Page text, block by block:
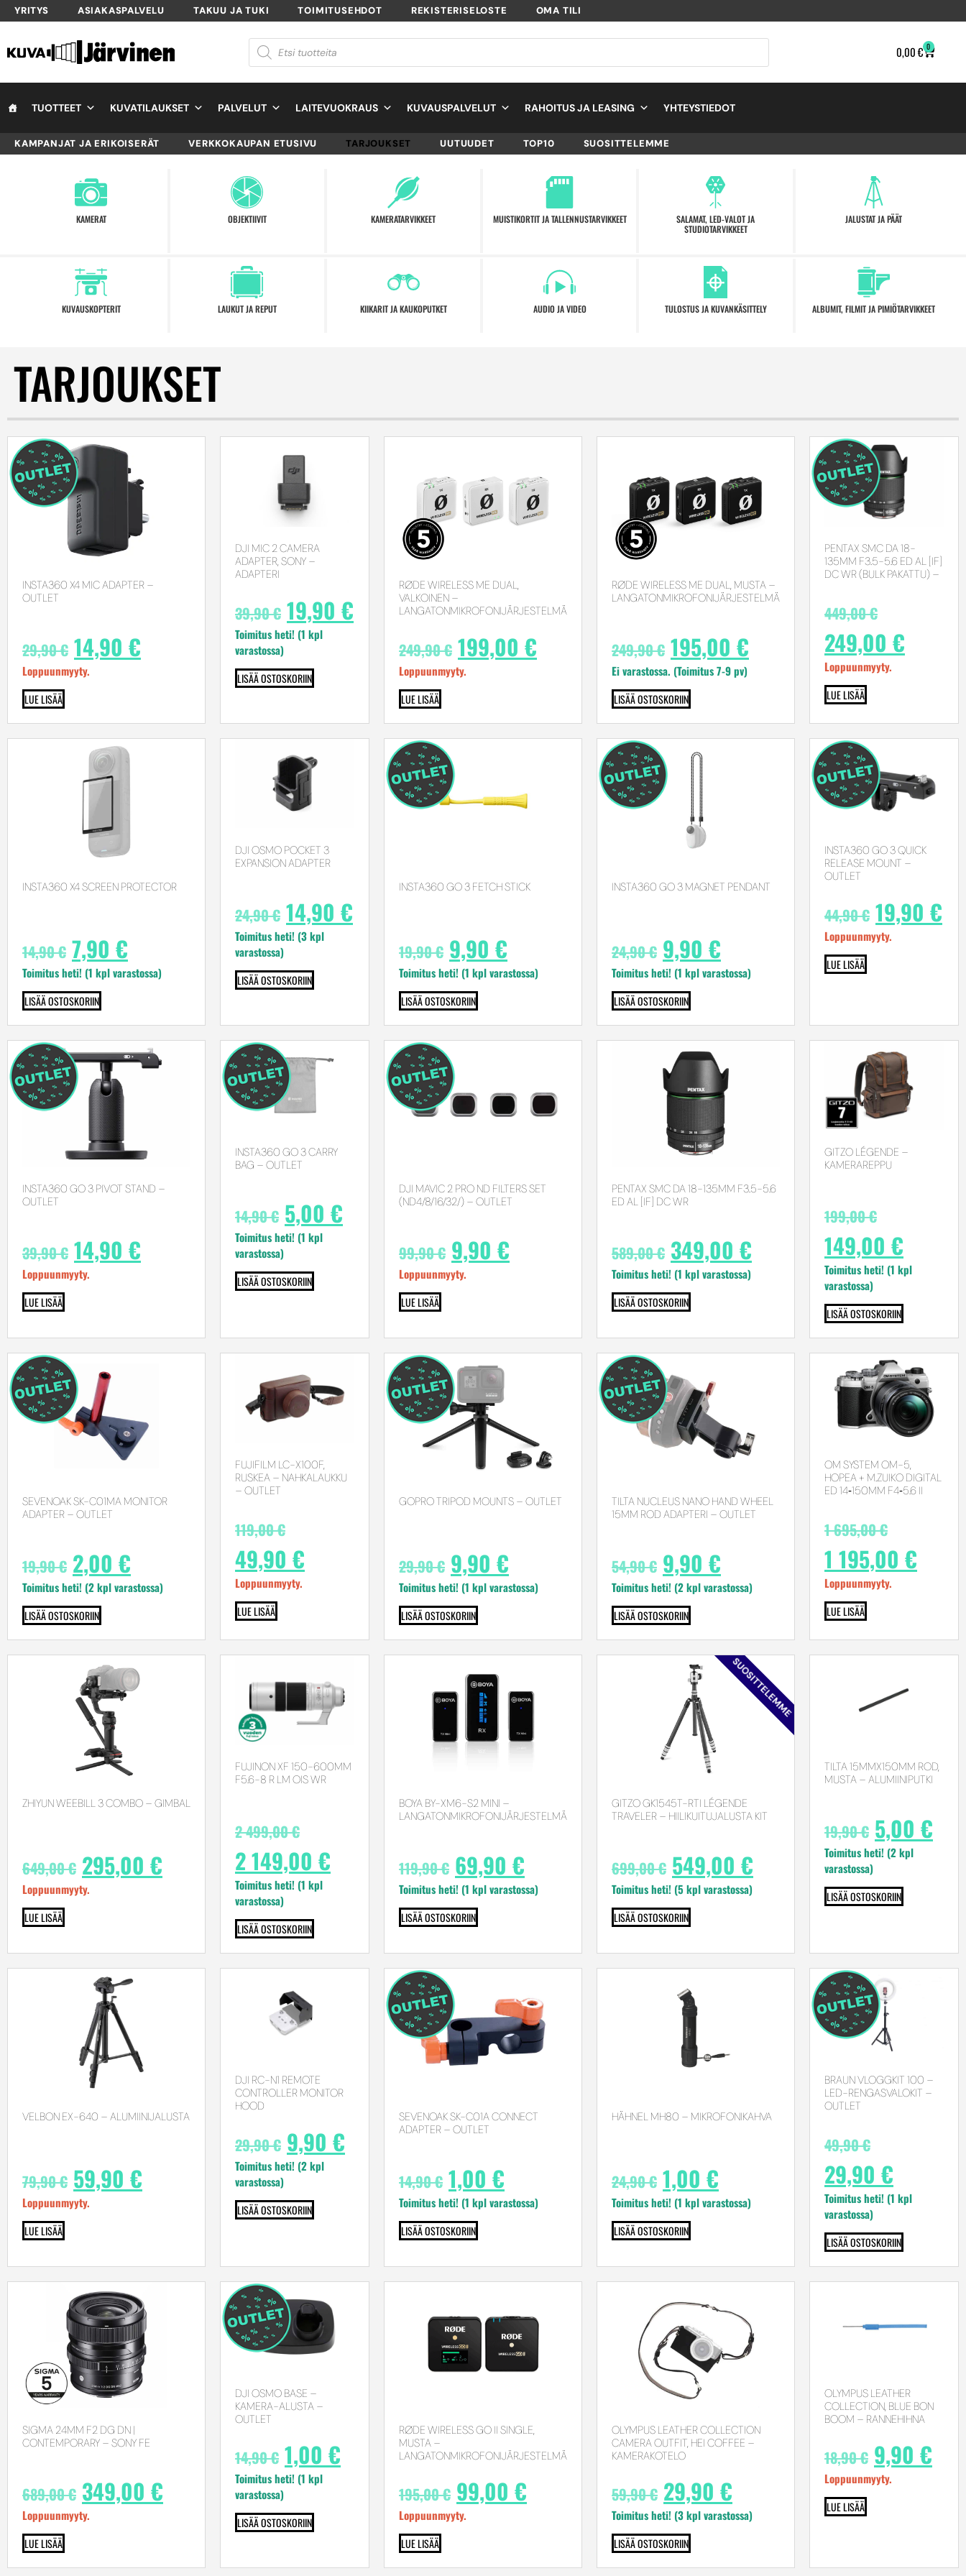
YRITYS ASIAKASPALVELU TAKUU JA TUKI TOIMITUSEHDOT REKISTERISELOSTE OMA TILI
0,00€ 0
TUOTTEET KUVATILAUKSET PALVELUT LAITEVUOKRAUS KUVAUSPALVELUT RAHOITUS JA LEASING YHTEYSTIEDOT
KAMPANJAT JA ERIKOISERÄT VERKKOKAUPAN ETUSIVU TARJOUKSET UUTUUDET TOP10 SUOSITTELEMME
KAMERAT OBJEKTIIVIT KAMERATARVIKKEET MUISTIKORTIT JA TALLENNUSTARVIKKEET
SALAMAT, LED-VALOT JA
STUDIOTARVIKKEET
JALUSTAT JA PÄÄT
KUVAUSKOPTERIT LAUKUT JA REPUT KIIKARIT JA KAUKOPUTKET AUDIO JA VIDEO TULOSTUS JA KUVANKÄSITTELY ALBUMIT, FILMIT JA PIMIÖTARVIKKEET
TARJOUKSET
INSTA360 X4 MIC ADAPTER –
OUTLET
29,90€ 14,90 €
Loppuunmyyty.
LUE LISÄÄ
DJI MIC 2 CAMERA
ADAPTER, SONY –
ADAPTERI
39,90€ 19,90 €
Toimitus heti! (1 kpl
varastossa)
LISÄÄ OSTOSKORIIN
RØDE WIRELESS ME DUAL,
VALKOINEN –
LANGATONMIKROFONIJÄRJESTELMÄ
249,90€ 199,00 €
Loppuunmyyty.
LUE LISÄÄ
RØDE WIRELESS ME DUAL, MUSTA –
LANGATONMIKROFONIJÄRJESTELMÄ
249,90€ 195,00 €
Ei varastossa. (Toimitus 7-9 pv)
LISÄÄ OSTOSKORIIN
PENTAX SMC DA 18-
135MM F3.5-5.6 ED AL [IF]
DC WR (BULK PAKATTU) –
449,00€
249,00 €
Loppuunmyyty.
LUE LISÄÄ
INSTA360 X4 SCREEN PROTECTOR
14,90€ 7,90 €
Toimitus heti! (1 kpl varastossa)
LISÄÄ OSTOSKORIIN
DJI OSMO POCKET 3
EXPANSION ADAPTER
24,90€ 14,90 €
Toimitus heti! (3 kpl
varastossa)
LISÄÄ OSTOSKORIIN
INSTA360 GO 3 FETCH STICK
19,90€ 9,90 €
Toimitus heti! (1 kpl varastossa)
LISÄÄ OSTOSKORIIN
INSTA360 GO 3 MAGNET PENDANT
24,90€ 9,90 €
Toimitus heti! (1 kpl varastossa)
LISÄÄ OSTOSKORIIN
INSTA360 GO 3 QUICK
RELEASE MOUNT –
OUTLET
44,90€ 19,90 €
Loppuunmyyty.
LUE LISÄÄ
INSTA360 GO 3 PIVOT STAND –
OUTLET
39,90€ 14,90 €
Loppuunmyyty.
LUE LISÄÄ
INSTA360 GO 3 CARRY
BAG – OUTLET
14,90€ 5,00 €
Toimitus heti! (1 kpl
varastossa)
LISÄÄ OSTOSKORIIN
DJI MAVIC 2 PRO ND FILTERS SET
(ND4/8/16/32/) – OUTLET
99,90€ 9,90 €
Loppuunmyyty.
LUE LISÄÄ
PENTAX SMC DA 18-135MM F3.5-5.6
ED AL [IF] DC WR
589,00€ 349,00 €
Toimitus heti! (1 kpl varastossa)
LISÄÄ OSTOSKORIIN
GITZO LÉGENDE –
KAMERAREPPU
199,00€
149,00 €
Toimitus heti! (1 kpl
varastossa)
LISÄÄ OSTOSKORIIN
SEVENOAK SK-C01MA MONITOR
ADAPTER – OUTLET
19,90€ 2,00 €
Toimitus heti! (2 kpl varastossa)
LISÄÄ OSTOSKORIIN
FUJIFILM LC-X100F,
RUSKEA – NAHKALAUKKU
– OUTLET
119,00€
49,90 €
Loppuunmyyty.
LUE LISÄÄ
GOPRO TRIPOD MOUNTS – OUTLET
29,90€ 9,90 €
Toimitus heti! (1 kpl varastossa)
LISÄÄ OSTOSKORIIN
TILTA NUCLEUS NANO HAND WHEEL
15MM ROD ADAPTERI – OUTLET
54,90€ 9,90 €
Toimitus heti! (2 kpl varastossa)
LISÄÄ OSTOSKORIIN
OM SYSTEM OM-5,
HOPEA + M.ZUIKO DIGITAL
ED 14‑150MM F4‑5.6 II
1 695,00€
1 195,00 €
Loppuunmyyty.
LUE LISÄÄ
ZHIYUN WEEBILL 3 COMBO – GIMBAL
649,00€ 295,00 €
Loppuunmyyty.
LUE LISÄÄ
FUJINON XF 150-600MM
F5.6-8 R LM OIS WR
2 499,00€
2 149,00 €
Toimitus heti! (1 kpl
varastossa)
LISÄÄ OSTOSKORIIN
BOYA BY-XM6-S2 MINI –
LANGATONMIKROFONIJÄRJESTELMÄ
119,90€ 69,90 €
Toimitus heti! (1 kpl varastossa)
LISÄÄ OSTOSKORIIN
SUOSITTELEMME
GITZO GK1545T-RTI LÉGENDE
TRAVELER – HIILIKUITUJALUSTA KIT
699,00€ 549,00 €
Toimitus heti! (5 kpl varastossa)
LISÄÄ OSTOSKORIIN
TILTA 15MMX150MM ROD,
MUSTA – ALUMIINIPUTKI
19,90€ 5,00 €
Toimitus heti! (2 kpl
varastossa)
LISÄÄ OSTOSKORIIN
VELBON EX-640 – ALUMIINIJALUSTA
79,90€ 59,90 €
Loppuunmyyty.
LUE LISÄÄ
DJI RC-N1 REMOTE
CONTROLLER MONITOR
HOOD
29,90€ 9,90 €
Toimitus heti! (2 kpl
varastossa)
LISÄÄ OSTOSKORIIN
SEVENOAK SK-C01A CONNECT
ADAPTER – OUTLET
14,90€ 1,00 €
Toimitus heti! (1 kpl varastossa)
LISÄÄ OSTOSKORIIN
HÄHNEL MH80 – MIKROFONIKAHVA
24,90€ 1,00 €
Toimitus heti! (1 kpl varastossa)
LISÄÄ OSTOSKORIIN
BRAUN VLOGGKIT 100 –
LED-RENGASVALOKIT –
OUTLET
49,90€
29,90 €
Toimitus heti! (1 kpl
varastossa)
LISÄÄ OSTOSKORIIN
SIGMA 24MM F2 DG DN |
CONTEMPORARY – SONY FE
689,00€ 349,00 €
Loppuunmyyty.
LUE LISÄÄ
DJI OSMO BASE –
KAMERA-ALUSTA –
OUTLET
14,90€ 1,00 €
Toimitus heti! (1 kpl
varastossa)
LISÄÄ OSTOSKORIIN
RØDE WIRELESS GO II SINGLE,
MUSTA –
LANGATONMIKROFONIJÄRJESTELMÄ
195,00€ 99,00 €
Loppuunmyyty.
LUE LISÄÄ
OLYMPUS LEATHER COLLECTION
CAMERA OUTFIT, HEI COFFEE –
KAMERAKOTELO
59,90€ 29,90 €
Toimitus heti! (3 kpl varastossa)
LISÄÄ OSTOSKORIIN
OLYMPUS LEATHER
COLLECTION, BLUE BON
BOOM – RANNEHIHNA
18,90€ 9,90 €
Loppuunmyyty.
LUE LISÄÄ